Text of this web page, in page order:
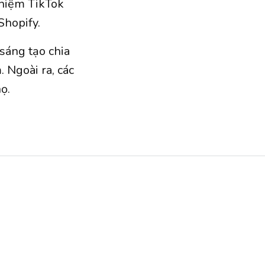
TikTok
tạo chia
ra, các